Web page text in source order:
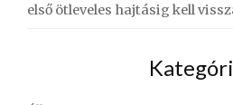
első ötleveles hajtásig kell